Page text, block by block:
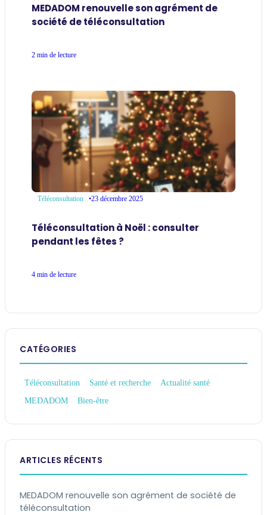
MEDADOM renouvelle son agrément de
société de téléconsultation
2 min de lecture
Téléconsultation •23 décembre 2025
Téléconsultation à Noël : consulter
pendant les fêtes ?
4 min de lecture
CATÉGORIES
Téléconsultation Santé et recherche
Actualité santé
MEDADOM
Bien-être
ARTICLES RÉCENTS
MEDADOM renouvelle son agrément de société de
téléconsultation